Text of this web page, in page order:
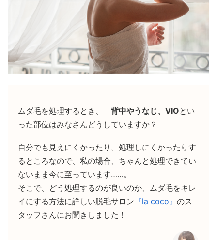
ムダ毛を処理するとき、 背中やうなじ、VIOとい
った部位はみなさんどうしていますか？
自分でも見えにくかったり、処理しにくかったりす
るところなので、私の場合、ちゃんと処理できてい
ないまま今に至っています……。
そこで、どう処理するのが良いのか、ムダ毛をキレ
イにする方法に詳しい脱毛サロン 『la coco』 のス
タッフさんにお聞きしました！